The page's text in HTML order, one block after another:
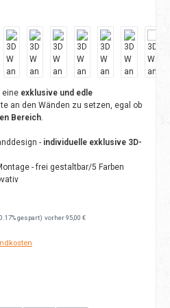
eine exklusive und edle
an den Wänden zu setzen, egal ob
Bereich.
-individuelle exklusive 3D-
- frei gestaltbar/5 Farben
gespart) vorher 95,00 €